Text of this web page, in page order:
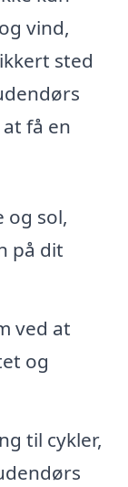
vind,
sted
få en
og sol,
på dit
ved at
og
til cykler,